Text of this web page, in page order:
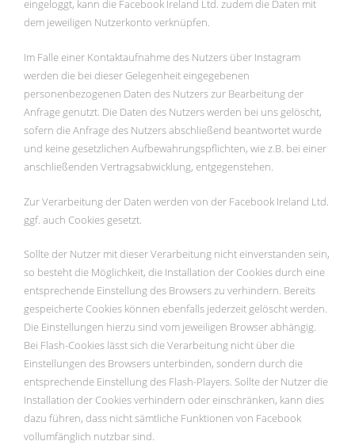
eingeloggt, kann die Facebook Ireland Ltd. zudem die Daten mit
dem jeweiligen Nutzerkonto verknüpfen.
Im Falle einer Kontaktaufnahme des Nutzers über Instagram
werden die bei dieser Gelegenheit eingegebenen
personenbezogenen Daten des Nutzers zur Bearbeitung der
Anfrage genutzt. Die Daten des Nutzers werden bei uns gelöscht,
sofern die Anfrage des Nutzers abschließend beantwortet wurde
und keine gesetzlichen Aufbewahrungspflichten, wie z.B. bei einer
anschließenden Vertragsabwicklung, entgegenstehen.
Zur Verarbeitung der Daten werden von der Facebook Ireland Ltd.
ggf. auch Cookies gesetzt.
Sollte der Nutzer mit dieser Verarbeitung nicht einverstanden sein,
so besteht die Möglichkeit, die Installation der Cookies durch eine
entsprechende Einstellung des Browsers zu verhindern. Bereits
gespeicherte Cookies können ebenfalls jederzeit gelöscht werden.
Die Einstellungen hierzu sind vom jeweiligen Browser abhängig.
Bei Flash-Cookies lässt sich die Verarbeitung nicht über die
Einstellungen des Browsers unterbinden, sondern durch die
entsprechende Einstellung des Flash-Players. Sollte der Nutzer die
Installation der Cookies verhindern oder einschränken, kann dies
dazu führen, dass nicht sämtliche Funktionen von Facebook
vollumfänglich nutzbar sind.